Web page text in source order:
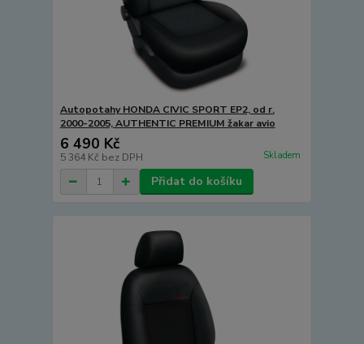
Autopotahy HONDA CIVIC SPORT EP2, od r.
2000-2005, AUTHENTIC PREMIUM žakar avio
6 490 Kč
5 364 Kč bez DPH Skladem
Přidat do košíku